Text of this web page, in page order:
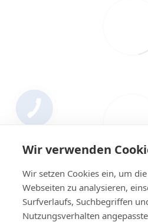
Wir verwenden
Wir setzen Cookies ein, um
Webseiten zu analysieren,
Surfverlaufs, Suchbegriffen
Nutzungsverhalten